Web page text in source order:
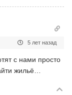
5 лет назад
с нами просто
жильё…